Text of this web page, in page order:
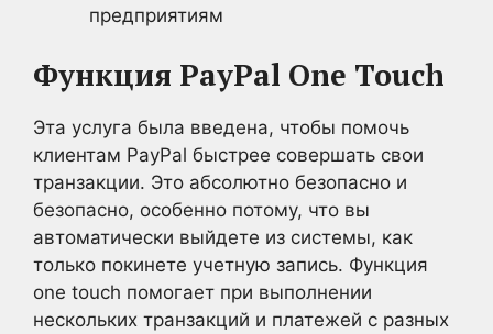
предприятиям
Функция PayPal One Touch
Эта услуга была введена, чтобы помочь
клиентам PayPal быстрее совершать свои
транзакции. Это абсолютно безопасно и
безопасно, особенно потому, что вы
автоматически выйдете из системы, как
только покинете учетную запись. Функция
one touch помогает при выполнении
нескольких транзакций и платежей с разных